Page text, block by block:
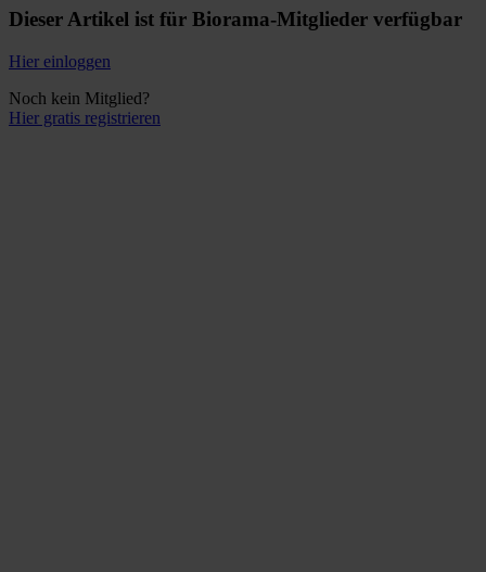
Dieser Artikel ist für Biorama-Mitglieder verfügbar
Hier einloggen
Noch kein Mitglied?
Hier gratis registrieren